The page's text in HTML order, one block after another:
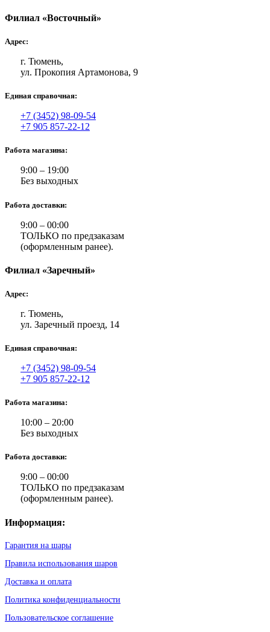
Филиал «Восточный»
Адрес:
г. Тюмень,
ул. Прокопия Артамонова, 9
Единая справочная:
+7 (3452) 98-09-54
+7 905 857-22-12
Работа магазина:
9:00 – 19:00
Без выходных
Работа доставки:
9:00 – 00:00
ТОЛЬКО по предзаказам
(оформленным ранее).
Филиал «Заречный»
Адрес:
г. Тюмень,
ул. Заречный проезд, 14
Единая справочная:
+7 (3452) 98-09-54
+7 905 857-22-12
Работа магазина:
10:00 – 20:00
Без выходных
Работа доставки:
9:00 – 00:00
ТОЛЬКО по предзаказам
(оформленным ранее).
Информация:
Гарантия на шары
Правила использования шаров
Доставка и оплата
Политика конфиденциальности
Пользовательское соглашение